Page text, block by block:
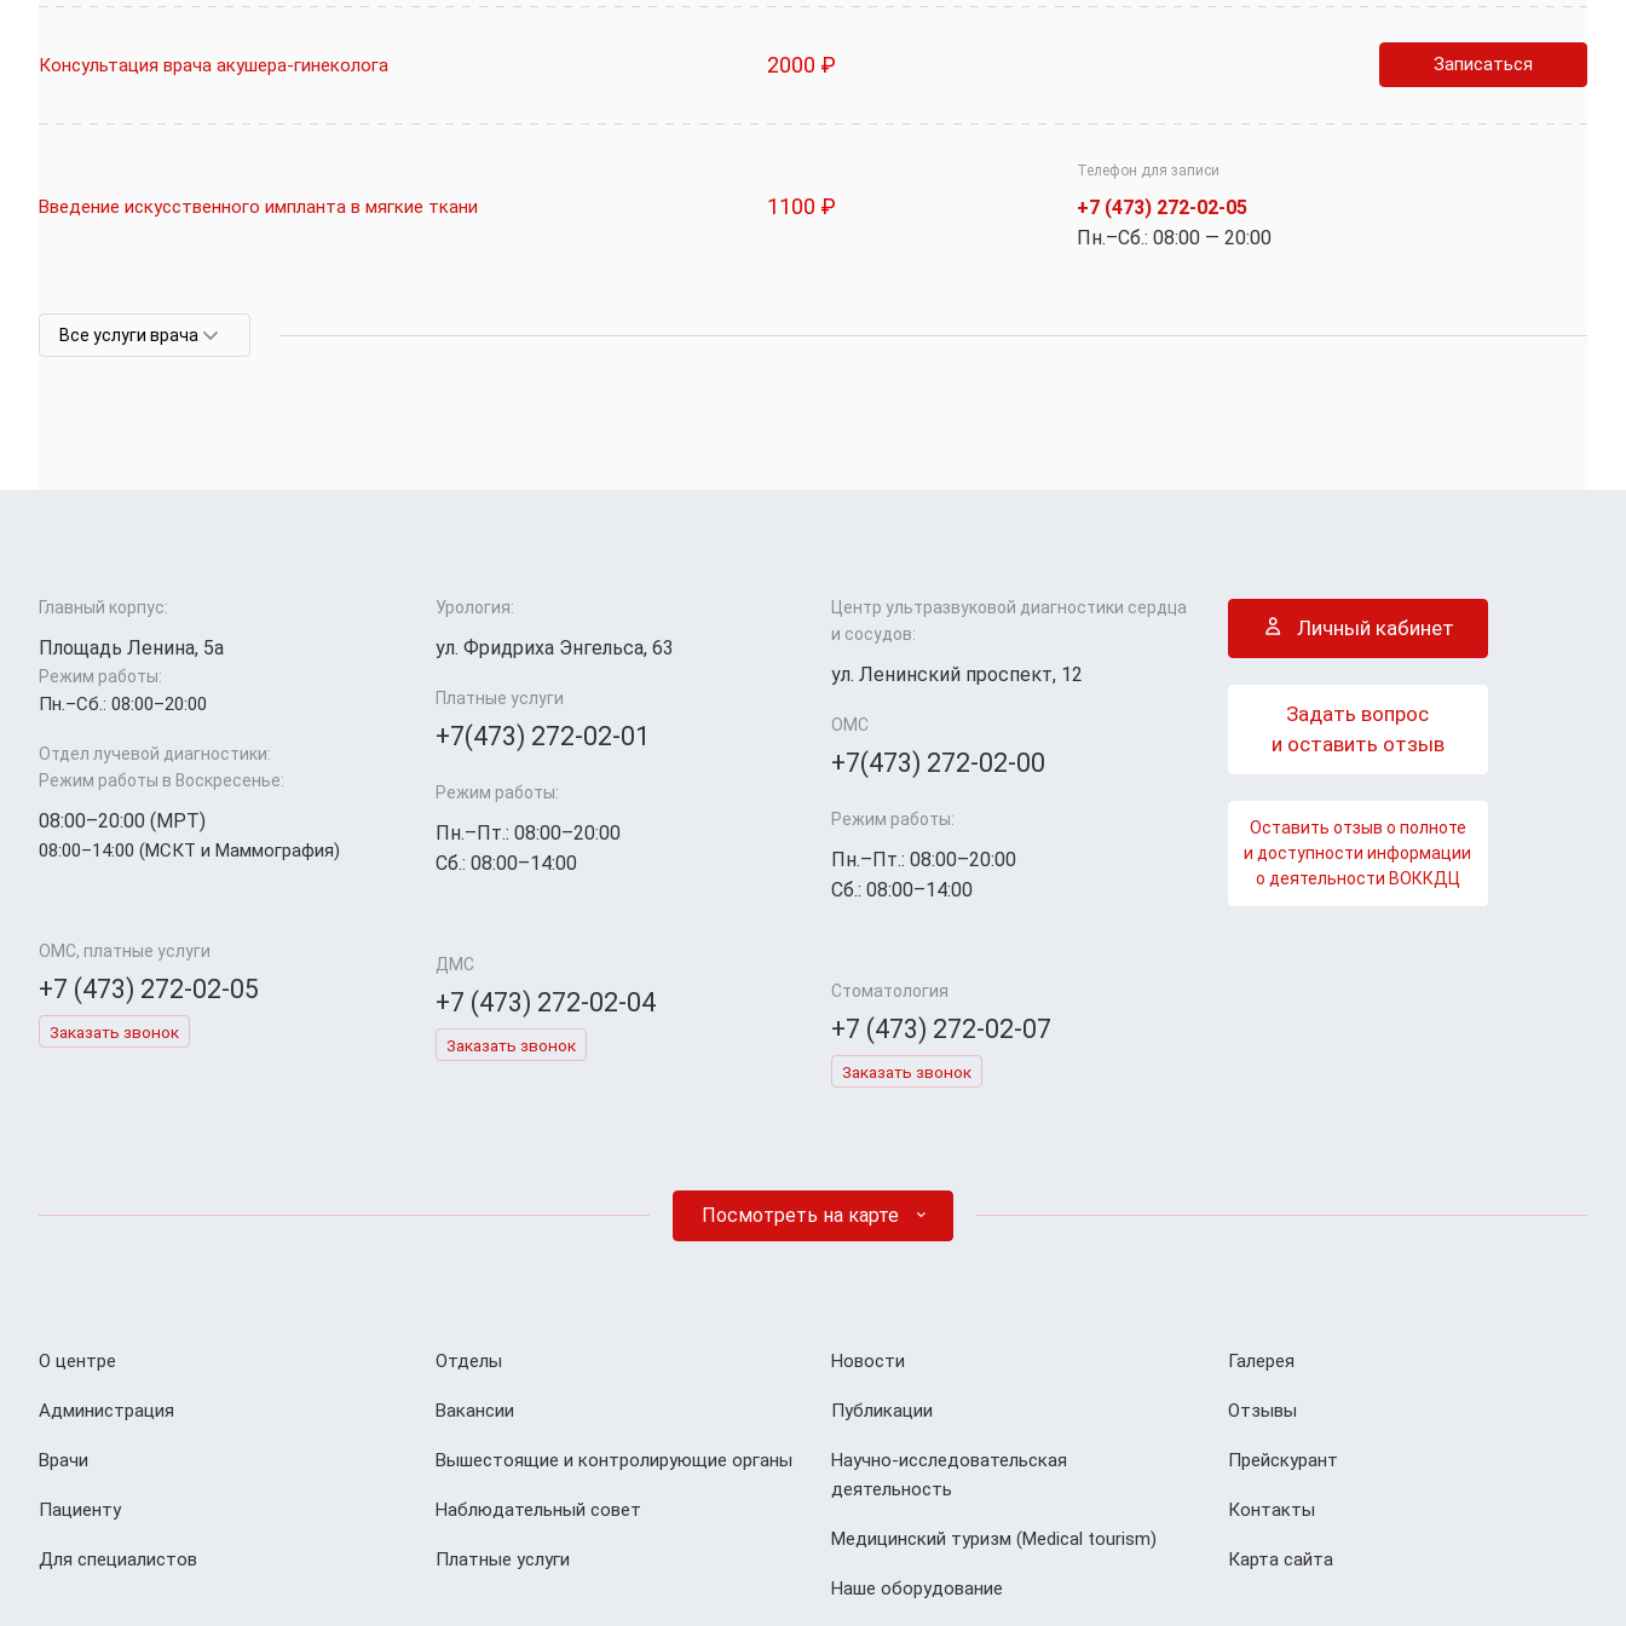
Консультация врача акушера-гинеколога 2000 ₽ Записаться
Введение искусственного импланта в мягкие ткани 1100 ₽
Телефон для записи
+7 (473) 272-02-05
Пн.–Cб.: 08:00 — 20:00
Все услуги врача
Главный корпус:
Площадь Ленина, 5а
Режим работы:
Пн.–Cб.: 08:00–20:00
Отдел лучевой диагностики:
Режим работы в Воскресенье:
08:00–20:00 (МРТ)
08:00–14:00 (МСКТ и Маммография)
ОМС, платные услуги
+7 (473) 272-02-05
Заказать звонок
Урология:
ул. Фридриха Энгельса, 63
Платные услуги
+7(473) 272-02-01
Режим работы:
Пн.–Пт.: 08:00–20:00
Сб.: 08:00–14:00
ДМС
+7 (473) 272-02-04
Заказать звонок
Центр ультразвуковой диагностики сердца
и сосудов:
ул. Ленинский проспект, 12
ОМС
+7(473) 272-02-00
Режим работы:
Пн.–Пт.: 08:00–20:00
Сб.: 08:00–14:00
Стоматология
+7 (473) 272-02-07
Заказать звонок
Личный кабинет
Задать вопрос
и оставить отзыв
Оставить отзыв о полноте
и доступности информации
о деятельности ВОККДЦ
Посмотреть на карте
О центре
Администрация
Врачи
Пациенту
Для специалистов
Отделы
Вакансии
Вышестоящие и контролирующие органы
Наблюдательный совет
Платные услуги
Новости
Публикации
Научно-исследовательская
деятельность
Медицинский туризм (Мedical tourism)
Наше оборудование
Галерея
Отзывы
Прейскурант
Контакты
Карта сайта